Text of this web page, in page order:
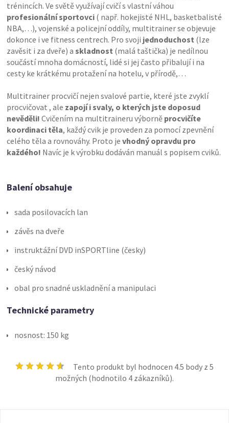
trénincích. Ve světě využívají cvičí s vlastní váhou
profesionální sportovci ( např. hokejisté NHL, basketbalisté
NBA,…), vojenské a policejní oddíly, multitrainer se objevuje
dokonce i ve fitness centrech. Pro svoji jednoduchost (lze
zavěsit i za dveře) askladnost (malá taštička) je nedílnou
součástí mnoha domácností, lidé si jej často přibalují i na
cesty ke krátkému protažení na hotelu, v přírodě,…
Multitrainer procvičí nejen svalové partie, které jste zvyklí
procvičovat , ale zapojí i svaly, o kterých jste doposud
nevěděli! Cvičením na multitraineru výborně procvičíte
koordinaci těla, každý cvik je proveden za pomocí zpevnění
celého těla a rovnováhy. Proto jevhodný opravdu pro
každého! Navíc je k výrobku dodáván manuál s popisem cviků.
Balení obsahuje
sada posilovacích lan
závěs na dveře
instruktážní DVD inSPORTline (česky)
český návod
obal pro snadné uskladnění a manipulaci
Technické parametry
nosnost: 150 kg
Tento produkt byl hodnocen 4.5 body z 5
možných (hodnotilo 4zákazníků).